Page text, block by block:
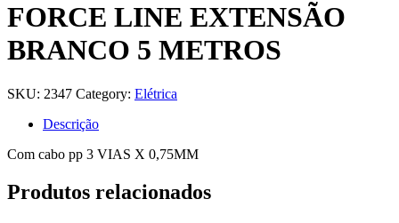
FORCE LINE EXTENSÃO
BRANCO 5 METROS
SKU: 2347 Category: Elétrica
Descrição
Com cabo pp 3 VIAS X 0,75MM
Produtos relacionados